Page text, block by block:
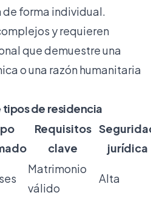
forma individual.
y requieren
que demuestre una
o una razón humanitaria
tipos de residencia
Requisitos
clave
jurídica
Matrimonio
válido
Alta